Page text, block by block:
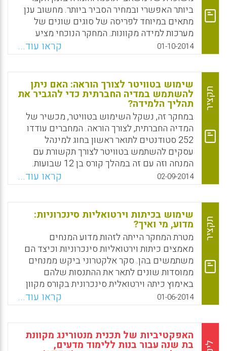
ביותר האפשרי ובמחיר הסביר ביותר. מחשוב ענן
מתאים במיוחד לפריסה של סוגים שונים של
מערכות למידה מקוונות. המחקר הנוכחי מציע
שניתן לשלב בין העקרונות הבסיסיים הן של
מחשוב ענן והן של רישות חברתי כדי להפיק
מערכת העברה חדשה של למידה מקוונת שמסירה
רבים מצווארי הבקבוק הנמצאים במערכות
הישנות יותר (Al-Shammari, Eiman Tamah,
2014).
WhatsApp
Facebook
Email
X
01-10-2014 קראו עוד...
תקציר
שימוש בטוויטר לצורך הוראה: האם ניתן
להשתמש במדיה החברתית כדי להגביר את
תהליך הלמידה?
במחקר זה, נשקל השימוש בטוויטר, מכשיר של
המדיה החברתית, לצורך הוראה. המחברים עודדו
252 סטודנטים לתואר ראשון בחוג למינהל
עסקים להשתמש בטוויטר לצורך תקשורת עם
המנחה וזה עם זה במהלך קורס בן 12 שבועות.
המעורבות שלהם הוערכה תוך שימוש בסקר
שבחן את כמות השימוש בטוויטר ואת ההתנסויות
ואת העמדות של הסטודנטים (Evans, Chris,
2014.)
WhatsApp
Facebook
Email
X
02-09-2014 קראו עוד...
תקציר
שימוש בכיתות וירטואליות סינכרוניות:
מדוע, מי ואיך?
מטרת המחקר הייתה לזהות מדוע המנחים
מאמצים כיתות וירטואליות סינכרוניות וכיצד הם
משתמשים בהן. סקר אלקטרוני ביקש ממנחים
ממוסדות שונים לתאר את ההתנסות שלהם
באימוץ כיתה וירטואלית סינכרונית בקורס מקוון
או בקורס משולב. בתיאור סיבותיהם לאימוץ
הטכנולוגיה, המשיבים ציינו לעתים קרובות את
הזמינות של המשאב המוסדי, הגברת הנוכחות
החברתית, הגברת הלמידה של הסטודנטים
והזמינות של הטכנולוגיה (Martin, Florence;
01-06-2014 קראו עוד...
האפקטיביות של תכנית מנטורינג מקוונת
בת שנה עבור בנות ללימוד מדעים,